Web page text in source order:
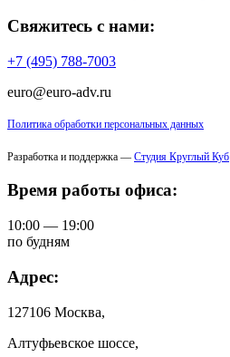
Свяжитесь с нами:
+7 (495) 788-7003
euro@euro-adv.ru
Политика обработки персональных данных
Разработка и поддержка — Студия Круглый Куб
Время работы офиса:
10:00 — 19:00
по будням
Адрес:
127106 Москва,
Алтуфьевское шоссе,